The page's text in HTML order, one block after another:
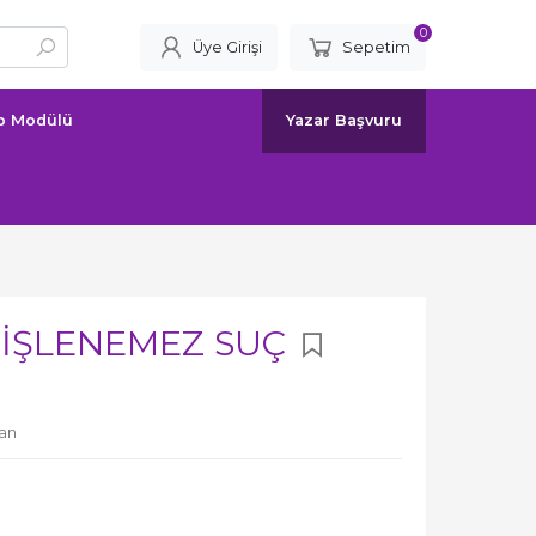
Üye Girişi Sepetim
0
Modülü Yazar Başvuru
SUÇ